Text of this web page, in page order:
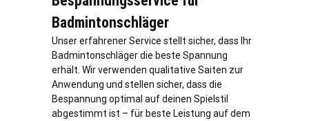
Badmintonschläger
Unser erfahrener Service stellt sicher, dass Ihr
Badmintonschläger die beste Spannung
erhält. Wir verwenden qualitative Saiten zur
Anwendung und stellen sicher, dass die
Bespannung optimal auf deinen Spielstil
abgestimmt ist – für beste Leistung auf dem